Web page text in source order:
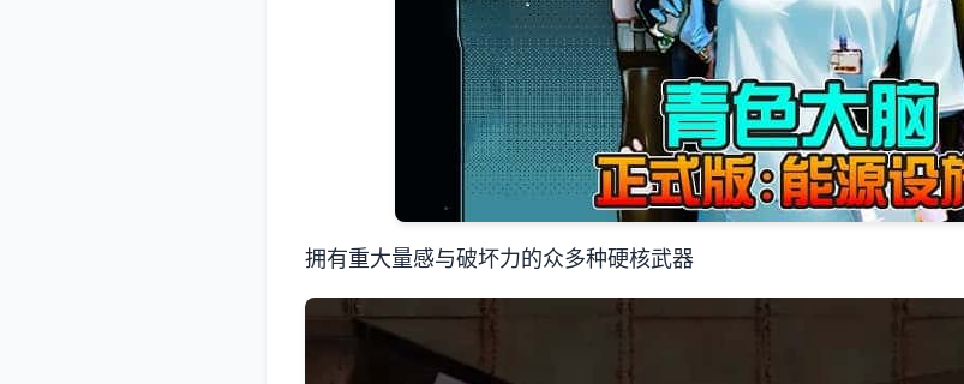
拥有重大量感与破坏力的众多种硬核武器